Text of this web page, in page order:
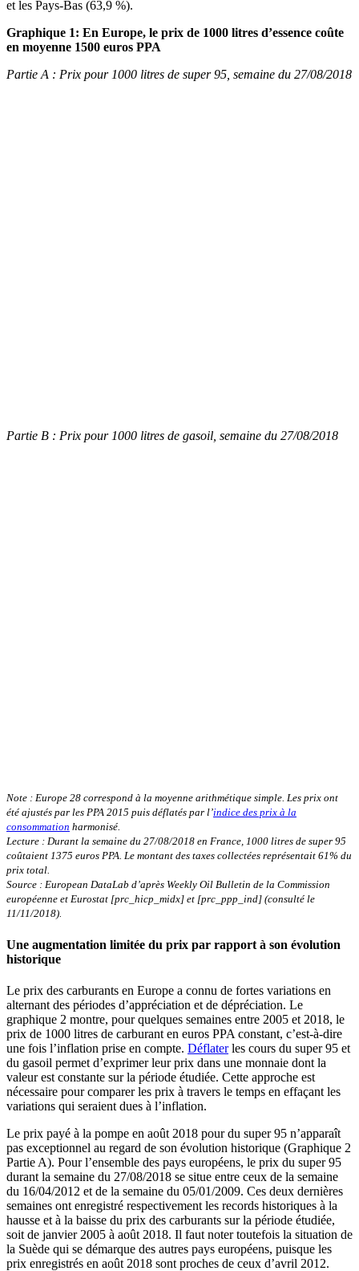
et les Pays-Bas (63,9 %).
Graphique 1: En Europe, le prix de 1000 litres d’essence coûte
en moyenne 1500 euros PPA
Partie A : Prix pour 1000 litres de super 95, semaine du 27/08/2018
Partie B : Prix pour 1000 litres de gasoil, semaine du 27/08/2018
Note : Europe 28 correspond à la moyenne arithmétique simple. Les prix ont
été ajustés par les PPA 2015 puis déflatés par l’indice des prix à la
consommation harmonisé.
Lecture : Durant la semaine du 27/08/2018 en France, 1000 litres de super 95
coûtaient 1375 euros PPA. Le montant des taxes collectées représentait 61% du
prix total.
Source : European DataLab d’après Weekly Oil Bulletin de la Commission
européenne et Eurostat [prc_hicp_midx] et [prc_ppp_ind] (consulté le
11/11/2018).
Une augmentation limitée du prix par rapport à son évolution
historique
Le prix des carburants en Europe a connu de fortes variations en
alternant des périodes d’appréciation et de dépréciation. Le
graphique 2 montre, pour quelques semaines entre 2005 et 2018, le
prix de 1000 litres de carburant en euros PPA constant, c’est-à-dire
une fois l’inflation prise en compte. Déflaterles cours du super 95 et
du gasoil permet d’exprimer leur prix dans une monnaie dont la
valeur est constante sur la période étudiée. Cette approche est
nécessaire pour comparer les prix à travers le temps en effaçant les
variations qui seraient dues à l’inflation.
Le prix payé à la pompe en août 2018 pour du super 95 n’apparaît
pas exceptionnel au regard de son évolution historique (Graphique 2
Partie A). Pour l’ensemble des pays européens, le prix du super 95
durant la semaine du 27/08/2018 se situe entre ceux de la semaine
du 16/04/2012 et de la semaine du 05/01/2009. Ces deux dernières
semaines ont enregistré respectivement les records historiques à la
hausse et à la baisse du prix des carburants sur la période étudiée,
soit de janvier 2005 à août 2018. Il faut noter toutefois la situation de
la Suède qui se démarque des autres pays européens, puisque les
prix enregistrés en août 2018 sont proches de ceux d’avril 2012.